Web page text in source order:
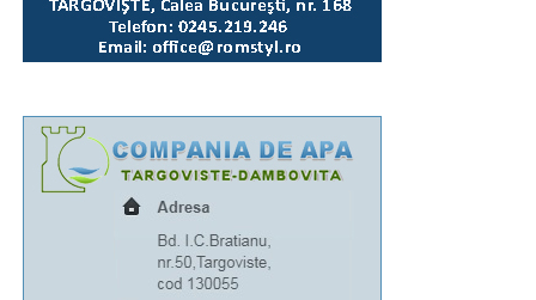
segmentul cuprins între complexul „Mondial” și Casa
de Cultură a Sindicatelor. Totodată, între orele 18:15-
și Str. Stelea), Str. Stelea și Str. Revoluției. Nu vor
putea fi parcate autoturismele pe Bulevardul Libertății
(segmentul cuprins între complexul „Mondial” și Casa
Sindicatelor), începând cu ziua de luni, 10 august, ora
15:00, până marți, 11 august, ora 15:00, iar pe Strada
Revoluției, în ziua de 10 august, între orele 15:00-